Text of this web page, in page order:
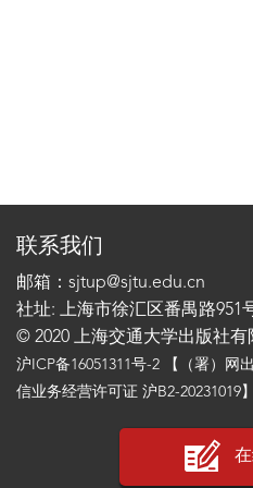
联系我们
邮箱：sjtup@sjtu.edu.cn
社址: 上海市徐汇区番禺路951
© 2020 上海交通大学出版社有
沪ICP备16051311号-2 【（署）网
信业务经营许可证 沪B2-20231019】